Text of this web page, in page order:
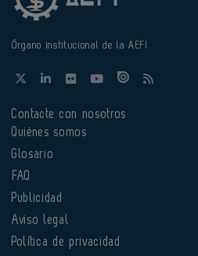
Órgano institucional de la AEFI
Contacte con nosotros
Quiénes somos
Glosario
FAQ
Publicidad
Aviso legal
Política de privacidad